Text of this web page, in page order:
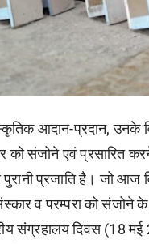
आदान-प्रदान,उनके
को संजोने एवं प्रसारित
पुरानी प्रजाति है। जो आज
व परम्परा को संजोने के
संग्रहालय दिवस(18मई